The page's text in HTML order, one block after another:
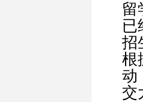
留
已
招
根
动
交